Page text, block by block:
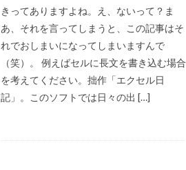
きってありますよね。え、ないって？ま
あ、それを言ってしまうと、この記事はそ
れでおしまいになってしまいますんで
（笑）。​ 例えばセルに長文を書き込む場合
を考えてください。拙作「エクセル日
記」。このソフトでは日々の出 […]